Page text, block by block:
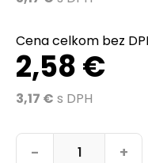
Cena celkom bez
2,58 €
3,17 € s DPH
množstvo Moreno
- +